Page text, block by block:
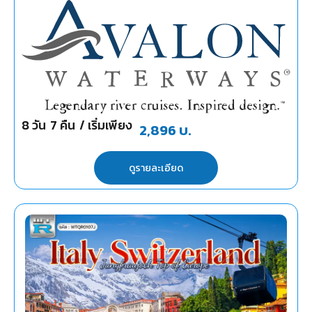
8วัน 7 คืน / เริ่มเพียง 2,896 บ.
ดูรายละเอียด